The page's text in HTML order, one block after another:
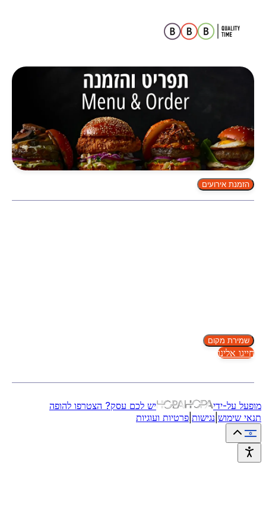
הזמנת אירועים
שמירת מקום
חייגו אלינו
מופעל על-ידי
יש לכם עסק? הצטרפו להופה
תנאי שימוש נגישות פרטיות ועוגיות